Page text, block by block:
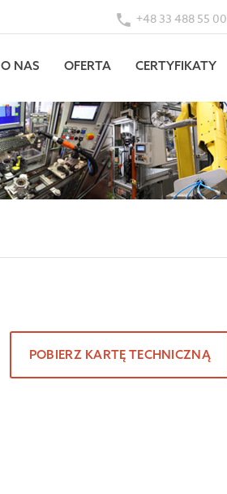
+48 33 488 55 00
O NAS OFERTA CERTYFIKATY
POBIERZ KARTĘ TECHNICZNĄ